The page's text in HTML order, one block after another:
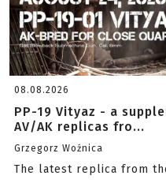
08.08.2026
PP-19 Vityaz - a
AV/AK replicas fro...
Grzegorz Woźnica
The latest replica from